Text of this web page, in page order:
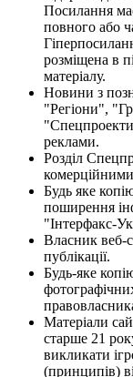
Посилання
повного або
розміщена в
матеріалу.
Новини з
"Регіони",
реклами.
Розділ
Будь яке
поширення
"Інтерфакс-
Власник веб-
публікації.
Будь-яке
Матеріали
старше 21
викликати
(принципів)